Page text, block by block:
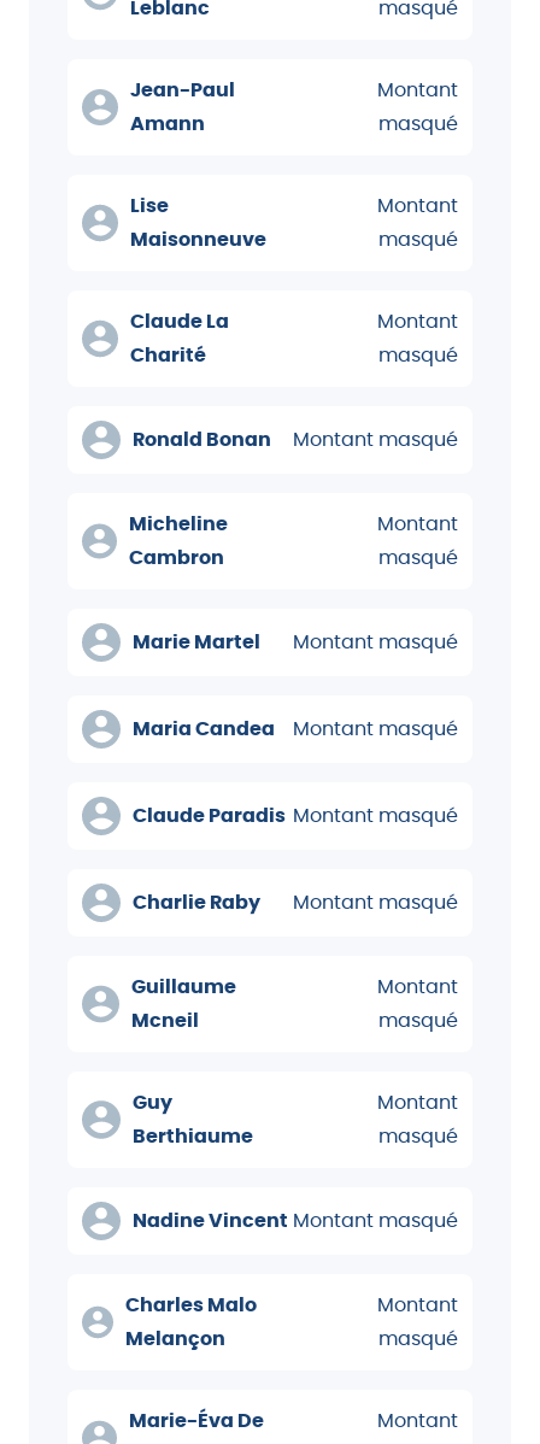
Leblanc
masqué
Jean-Paul
Amann
Montant
masqué
Lise
Maisonneuve
Montant
masqué
Claude La
Charité
Montant
masqué
Ronald Bonan Montant masqué
Micheline
Cambron
Montant
masqué
Marie Martel Montant masqué
Maria Candea Montant masqué
Claude Paradis Montant masqué
Charlie Raby Montant masqué
Guillaume
Mcneil
Montant
masqué
Guy
Berthiaume
Montant
masqué
Nadine Vincent Montant masqué
Charles Malo
Melançon
Montant
masqué
Marie-Éva De
Montant